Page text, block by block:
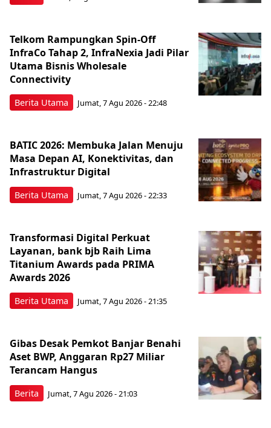
Berita Utama
Telkom Rampungkan Spin-Off
InfraCo Tahap 2, InfraNexia Jadi Pilar
Utama Bisnis Wholesale
Connectivity
Jumat, 7 Agu 2026 - 22:48
Berita Utama
BATIC 2026: Membuka Jalan Menuju
Masa Depan AI, Konektivitas, dan
Infrastruktur Digital
Jumat, 7 Agu 2026 - 22:33
Berita Utama
Transformasi Digital Perkuat
Layanan, bank bjb Raih Lima
Titanium Awards pada PRIMA
Awards 2026
Jumat, 7 Agu 2026 - 21:35
Berita
Gibas Desak Pemkot Banjar Benahi
Aset BWP, Anggaran Rp27 Miliar
Terancam Hangus
Jumat, 7 Agu 2026 - 21:03